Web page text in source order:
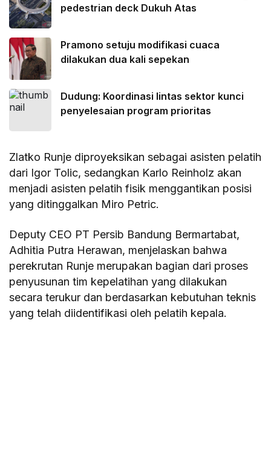
pedestrian deck Dukuh Atas
Pramono setuju modifikasi cuaca
dilakukan dua kali sepekan
Dudung: Koordinasi lintas sektor kunci
penyelesaian program prioritas
Zlatko Runje diproyeksikan sebagai asisten pelatih
dari Igor Tolic, sedangkan Karlo Reinholz akan
menjadi asisten pelatih fisik menggantikan posisi
yang ditinggalkan Miro Petric.
Deputy CEO PT Persib Bandung Bermartabat,
Adhitia Putra Herawan, menjelaskan bahwa
perekrutan Runje merupakan bagian dari proses
penyusunan tim kepelatihan yang dilakukan
secara terukur dan berdasarkan kebutuhan teknis
yang telah diidentifikasi oleh pelatih kepala.